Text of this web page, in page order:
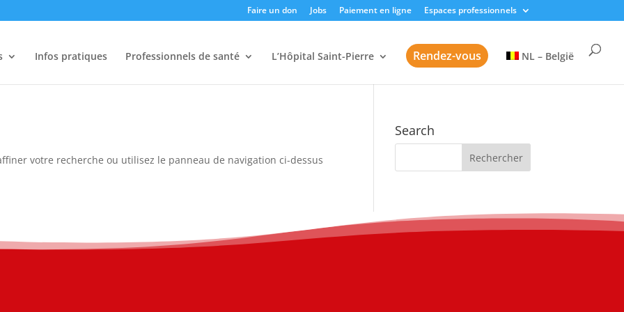
Faire un don Jobs Paiement en ligne Espaces professionnels
Infos pratiques Professionnels de santé L’Hôpital Saint-Pierre Rendez-vous NL – België
votre recherche ou utilisez le panneau de navigation ci-dessus
Search